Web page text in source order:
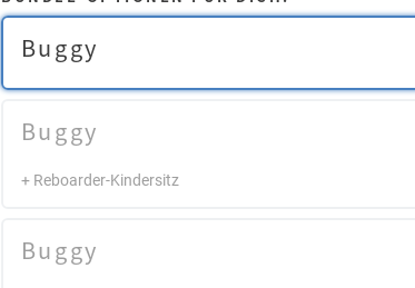
Buggy
Buggy
+ Reboarder-Kindersitz
Buggy